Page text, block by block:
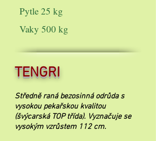
Pytle 25 kg
Vaky 500 kg
TENGRI
Středně raná bezosinná odrůda s
vysokou pekařskou kvalitou
(švýcarská TOP třída). Vyznačuje se
vysokým vzrůstem 112 cm.